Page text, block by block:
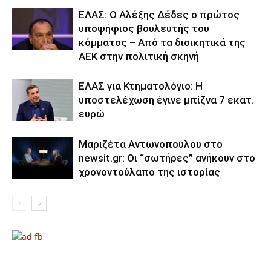
ΕΛΑΣ: Ο Αλέξης Δέδες ο πρώτος
υποψήφιος βουλευτής του
κόμματος – Από τα διοικητικά της
ΑΕΚ στην πολιτική σκηνή
ΕΛΑΣ για Κτηματολόγιο: Η
υποστελέχωση έγινε μπίζνα 7 εκατ.
ευρώ
Μαριζέτα Αντωνοπούλου στο
newsit.gr: Οι “σωτήρες” ανήκουν στο
χρονοντούλαπο της ιστορίας